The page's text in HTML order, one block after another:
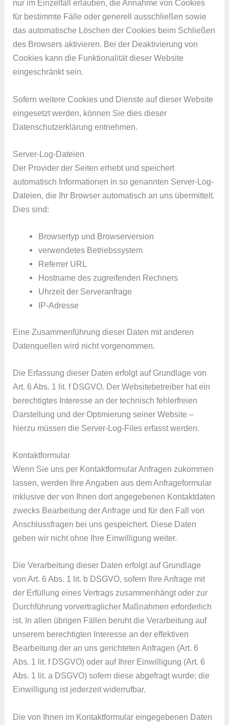
nur im Einzelfall erlauben, die Annahme von Cookies
für bestimmte Fälle oder generell ausschließen sowie
das automatische Löschen der Cookies beim Schließen
des Browsers aktivieren. Bei der Deaktivierung von
Cookies kann die Funktionalität dieser Website
eingeschränkt sein.
Sofern weitere Cookies und Dienste auf dieser Website
eingesetzt werden, können Sie dies dieser
Datenschutzerklärung entnehmen.
Server-Log-Dateien
Der Provider der Seiten erhebt und speichert
automatisch Informationen in so genannten Server-Log-
Dateien, die Ihr Browser automatisch an uns übermittelt.
Dies sind:
Browsertyp und Browserversion
verwendetes Betriebssystem
Referrer URL
Hostname des zugreifenden Rechners
Uhrzeit der Serveranfrage
IP-Adresse
Eine Zusammenführung dieser Daten mit anderen
Datenquellen wird nicht vorgenommen.
Die Erfassung dieser Daten erfolgt auf Grundlage von
Art. 6 Abs. 1 lit. f DSGVO. Der Websitebetreiber hat ein
berechtigtes Interesse an der technisch fehlerfreien
Darstellung und der Optimierung seiner Website –
hierzu müssen die Server-Log-Files erfasst werden.
Kontaktformular
Wenn Sie uns per Kontaktformular Anfragen zukommen
lassen, werden Ihre Angaben aus dem Anfrageformular
inklusive der von Ihnen dort angegebenen Kontaktdaten
zwecks Bearbeitung der Anfrage und für den Fall von
Anschlussfragen bei uns gespeichert. Diese Daten
geben wir nicht ohne Ihre Einwilligung weiter.
Die Verarbeitung dieser Daten erfolgt auf Grundlage
von Art. 6 Abs. 1 lit. b DSGVO, sofern Ihre Anfrage mit
der Erfüllung eines Vertrags zusammenhängt oder zur
Durchführung vorvertraglicher Maßnahmen erforderlich
ist. In allen übrigen Fällen beruht die Verarbeitung auf
unserem berechtigten Interesse an der effektiven
Bearbeitung der an uns gerichteten Anfragen (Art. 6
Abs. 1 lit. f DSGVO) oder auf Ihrer Einwilligung (Art. 6
Abs. 1 lit. a DSGVO) sofern diese abgefragt wurde; die
Einwilligung ist jederzeit widerrufbar.
Die von Ihnen im Kontaktformular eingegebenen Daten